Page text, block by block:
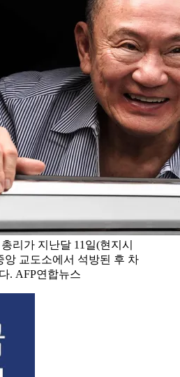
리가 지난달 11일(현지시
앙 교도소에서 석방된 후 차
. AFP연합뉴스